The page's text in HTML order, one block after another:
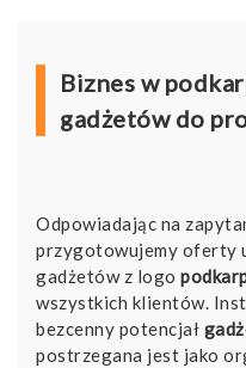
Biznes w
gadżetów do
Odpowiadając na
przygotowujemy oferty
gadżetów z logo
wszystkich klientów.
bezcenny potencjał
postrzegana jest jako